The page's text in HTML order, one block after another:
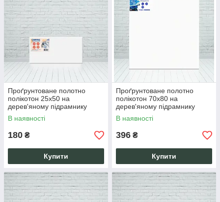
Проґрунтоване полотно
полікотон 25х50 на
дерев'яному підрамнику
ручної роботи
В наявності
180 ₴
Купити
Проґрунтоване полотно
полікотон 70х80 на
дерев'яному підрамнику
ручної роботи
В наявності
396 ₴
Купити